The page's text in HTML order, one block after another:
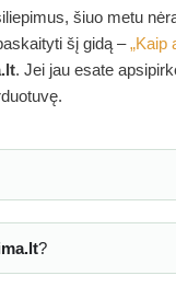
šiuo metu
šį gidą –„Kaip
. Jei jau esate
?